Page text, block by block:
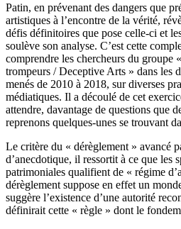
Patin, en prévenant des dangers que
artistiques à l’encontre de la vérité,
défis définitoires que pose celle-ci et
soulève son analyse. C’est cette
comprendre les chercheurs du groupe
trompeurs / Deceptive Arts » dans les
menés de 2010 à 2018, sur diverses
médiatiques. Il a découlé de cet
attendre, davantage de questions que
reprenons quelques-unes se trouvant
Le critère du « dérèglement » avancé
d’anecdotique, il ressortit à ce que les
patrimoniales qualifient de « régime
dérèglement suppose en effet un
suggère l’existence d’une autorité
définirait cette « règle » dont le